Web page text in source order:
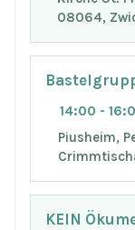
08064,
14:00 -
Piusheim,
KEIN